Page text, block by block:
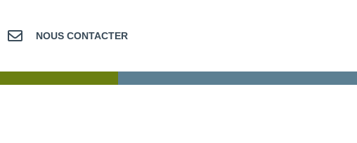
NOUS CONTACTER